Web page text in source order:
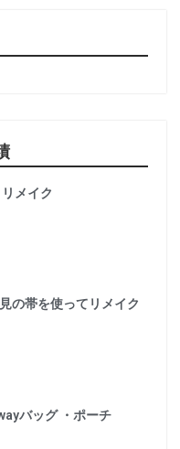
メイク
の帯を使ってリメイク
バッグ ・ポーチ